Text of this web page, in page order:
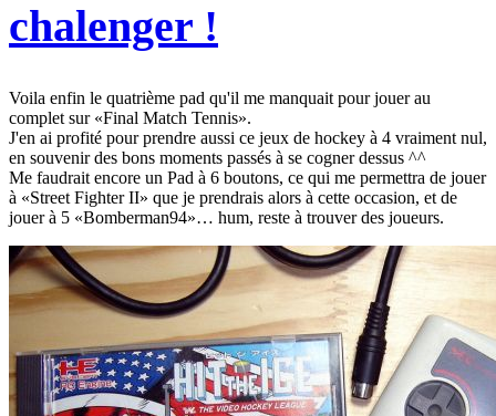
chalenger !
Voila enfin le quatrième pad qu'il me manquait pour jouer au
complet sur «Final Match Tennis».
J'en ai profité pour prendre aussi ce jeux de hockey à 4 vraiment nul,
en souvenir des bons moments passés à se cogner dessus ^^
Me faudrait encore un Pad à 6 boutons, ce qui me permettra de jouer
à «Street Fighter II» que je prendrais alors à cette occasion, et de
jouer à 5 «Bomberman94»… hum, reste à trouver des joueurs.